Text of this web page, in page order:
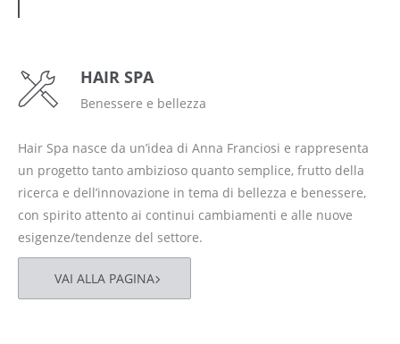
HAIR SPA
Benessere e bellezza
Hair Spa nasce da un’idea di Anna Franciosi e rappresenta
un progetto tanto ambizioso quanto semplice, frutto della
ricerca e dell’innovazione in tema di bellezza e benessere,
con spirito attento ai continui cambiamenti e alle nuove
esigenze/tendenze del settore.
VAI ALLA PAGINA